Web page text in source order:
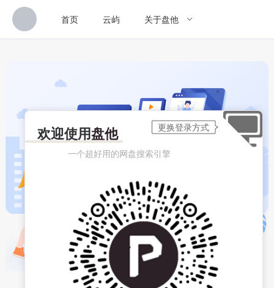
首页 云屿 关于盘他
欢迎使用盘他
一个超好用的网盘搜索引擎